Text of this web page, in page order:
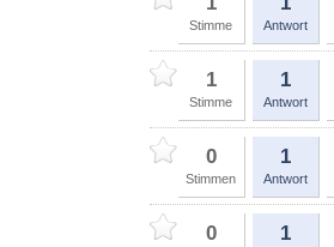
Stimme Antwort
1
Stimme
1
Antwort
0
Stimmen
1
Antwort
0 1